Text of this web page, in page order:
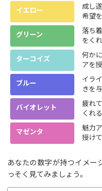
イエロー
成し
希望
グリーン
落ち
をくれ
ターコイズ
何か
アを
ブルー
イラ
きを
バイオレット
疲れ
くれる
マゼンタ
魅力
授け
あなたの数字が持つイメー
っそく見てみましょう。